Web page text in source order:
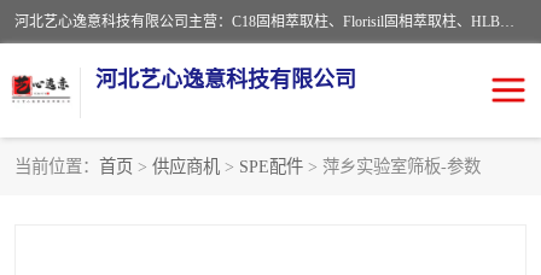
河北艺心逸意科技有限公司主营：C18固相萃取柱、Florisil固相萃取柱、HLB固相萃取柱、MCX固相萃取柱、QuEChERS、固相萃取空柱、针式过滤器 、固相萃取柱、黄曲霉毒素亲和柱。全国咨询热线：18630105913。河北艺心逸意科技有限公司接受来样定做，我们秉承着“顾客至上，锐意进取”的经营理念，坚持客户至上的原则为广大客户提供优质的服务，欢迎广大客户惠顾！免费咨询！
河北艺心逸意科技有限公司
当前位置： 首页 > 供应商机 > SPE配件 > 萍乡实验室筛板-参数